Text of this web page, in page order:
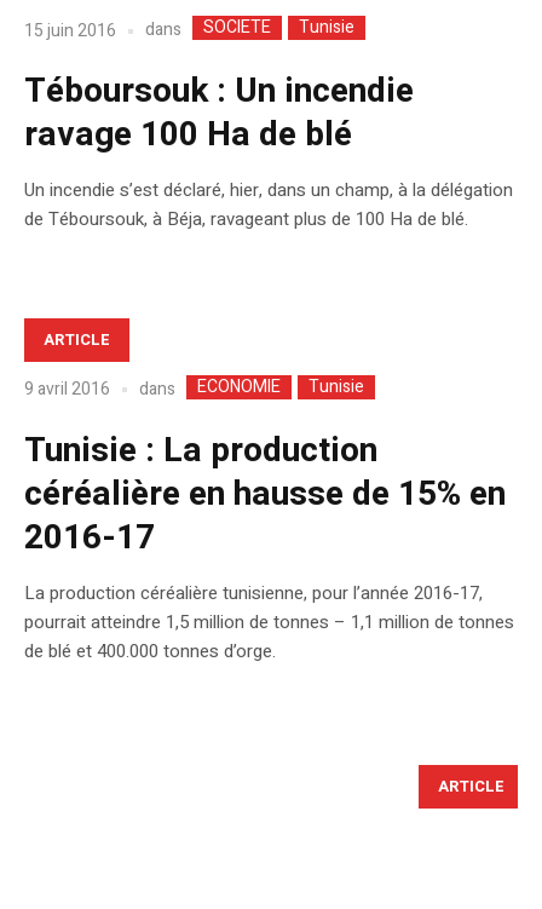
15 juin 2016 dans SOCIETE Tunisie
Téboursouk : Un incendie
ravage 100 Ha de blé
Un incendie s’est déclaré, hier, dans un champ, à la délégation
de Téboursouk, à Béja, ravageant plus de 100 Ha de blé.
ARTICLE
9 avril 2016 dans ECONOMIE Tunisie
Tunisie : La production
céréalière en hausse de 15% en
2016-17
La production céréalière tunisienne, pour l’année 2016-17,
pourrait atteindre 1,5 million de tonnes – 1,1 million de tonnes
de blé et 400.000 tonnes d’orge.
ARTICLE